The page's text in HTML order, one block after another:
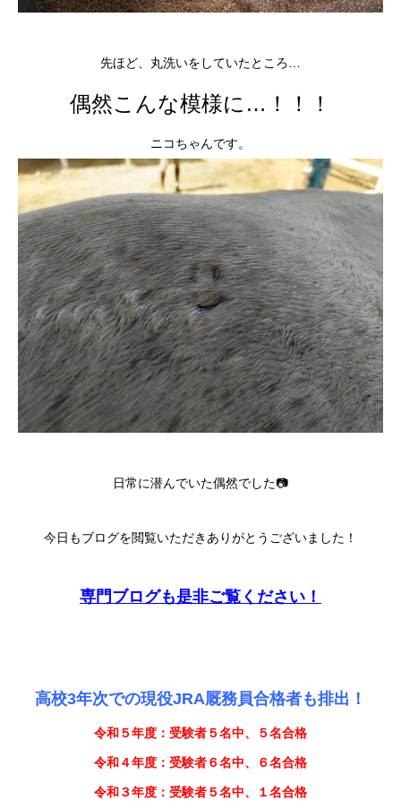
先ほど、丸洗いをしていたところ…
偶然こんな模様に…！！！
ニコちゃんです。
日常に潜んでいた偶然でした📷
今日もブログを閲覧いただきありがとうございました！
専門ブログも是非ご覧ください！
高校3年次での現役JRA厩務員合格者も排出！
令和５年度：受験者５名中、５名合格
令和４年度：受験者６名中、６名合格
令和３年度：受験者５名中、１名合格